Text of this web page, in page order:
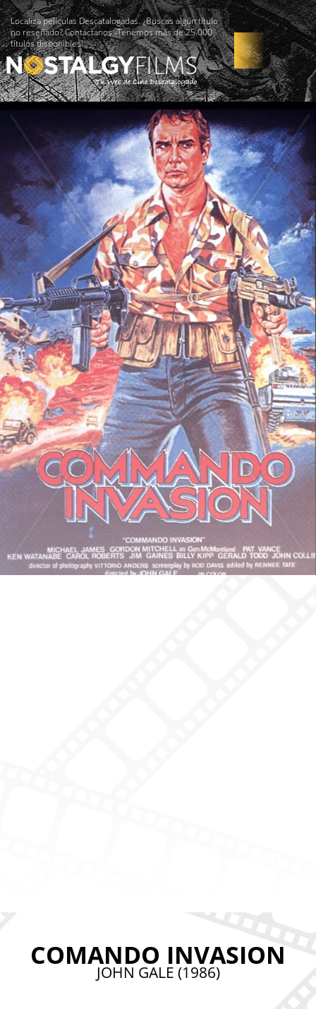
Localiza películas Descatalogadas. ¿Buscas algún título
no reseñado? Contáctanos -Tenemos más de 25.000
títulos disponibles!
COMANDO INVASION
JOHN GALE (1986)